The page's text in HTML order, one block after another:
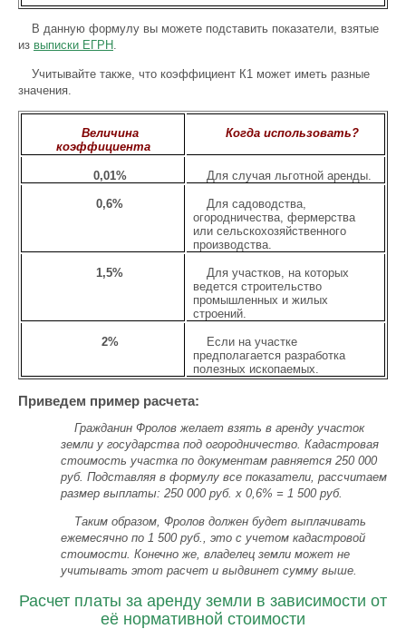
В данную формулу вы можете подставить показатели, взятые
из выписки ЕГРН .
Учитывайте также, что коэффициент К1 может иметь разные
значения.
Величина
коэффициента
Когда использовать?
0,01% Для случая льготной аренды.
0,6%
Для садоводства,
огородничества, фермерства
или сельскохозяйственного
производства.
1,5%
Для участков, на которых
ведется строительство
промышленных и жилых
строений.
2%
Если на участке
предполагается разработка
полезных ископаемых.
Приведем пример расчета:
Гражданин Фролов желает взять в аренду участок
земли у государства под огородничество. Кадастровая
стоимость участка по документам равняется 250 000
руб. Подставляя в формулу все показатели, рассчитаем
размер выплаты: 250 000 руб. х 0,6% = 1 500 руб.
Таким образом, Фролов должен будет выплачивать
ежемесячно по 1 500 руб., это с учетом кадастровой
стоимости. Конечно же, владелец земли может не
учитывать этот расчет и выдвинет сумму выше.
Расчет платы за аренду земли в зависимости от
её нормативной стоимости